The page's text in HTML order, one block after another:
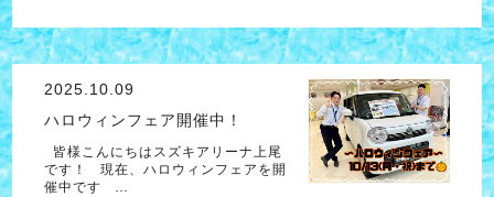
2025.10.09
ハロウィンフェア開催中！
皆様こんにちはスズキアリーナ上尾
です！ 現在、ハロウィンフェアを開
催中です …